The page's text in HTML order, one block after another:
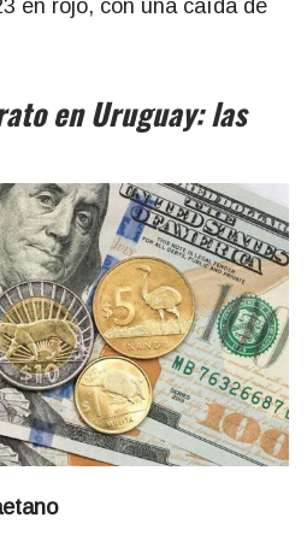
en rojo, con una caída de
en Uruguay: las